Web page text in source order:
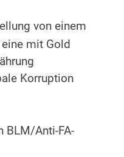
von einem
mit Gold
Korruption
BLM/Anti-FA-